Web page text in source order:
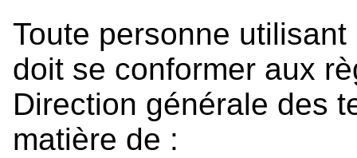
Toute personne
doit se conformer aux
Direction générale des
matière de :